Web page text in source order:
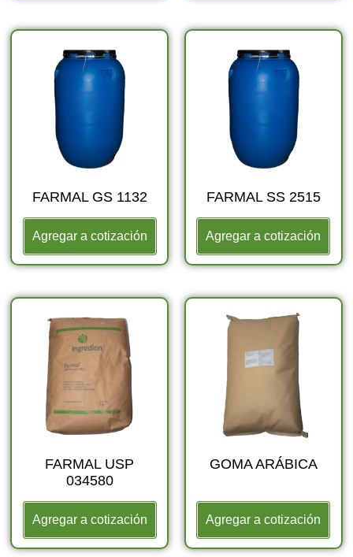
FARMAL GS 1132
Agregar a cotización
FARMAL SS 2515
Agregar a cotización
FARMAL USP
034580
Agregar a cotización
GOMA ARÁBICA
Agregar a cotización